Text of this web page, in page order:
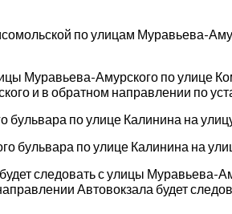
по улицам Муравьева-
Муравьева-Амурского по улице
и в обратном направлении по
по улице Калинина на
бульвара по улице Калинина на
следовать с улицы Муравьева-
Автовокзала будет